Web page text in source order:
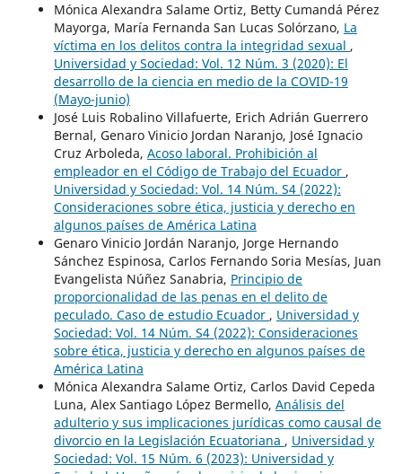
Mónica Alexandra Salame Ortiz, Betty Cumandá Pérez
Mayorga, María Fernanda San Lucas Solórzano, La
víctima en los delitos contra la integridad sexual ,
Universidad y Sociedad: Vol. 12 Núm. 3 (2020): El
desarrollo de la ciencia en medio de la COVID-19
(Mayo-junio)
José Luis Robalino Villafuerte, Erich Adrián Guerrero
Bernal, Genaro Vinicio Jordan Naranjo, José Ignacio
Cruz Arboleda, Acoso laboral. Prohibición al
empleador en el Código de Trabajo del Ecuador ,
Universidad y Sociedad: Vol. 14 Núm. S4 (2022):
Consideraciones sobre ética, justicia y derecho en
algunos países de América Latina
Genaro Vinicio Jordán Naranjo, Jorge Hernando
Sánchez Espinosa, Carlos Fernando Soria Mesías, Juan
Evangelista Núñez Sanabria, Principio de
proporcionalidad de las penas en el delito de
peculado. Caso de estudio Ecuador , Universidad y
Sociedad: Vol. 14 Núm. S4 (2022): Consideraciones
sobre ética, justicia y derecho en algunos países de
América Latina
Mónica Alexandra Salame Ortiz, Carlos David Cepeda
Luna, Alex Santiago López Bermello, Análisis del
adulterio y sus implicaciones jurídicas como causal de
divorcio en la Legislación Ecuatoriana , Universidad y
Sociedad: Vol. 15 Núm. 6 (2023): Universidad y